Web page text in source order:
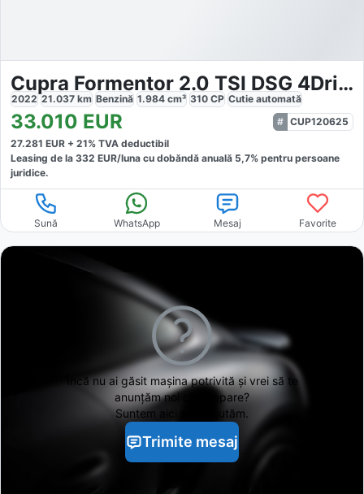
Cupra Formentor 2.0 TSI DSG 4Drive VZ Copper
2022 21.037 km Benzină 1.984 cm³ 310 CP Cutie automată
33.010 EUR
CUP120625
27.281 EUR + 21% TVA deductibil
Leasing de la 332 EUR/luna cu dobăndă anuală 5,7% pentru persoane
juridice.
Sună WhatsApp Mesaj Favorite
Încă nu ai găsitmașina potrivită și vrei să te
anunțăm noi când apare?
Suntem aici să te ajutăm.
Trimite mesaj